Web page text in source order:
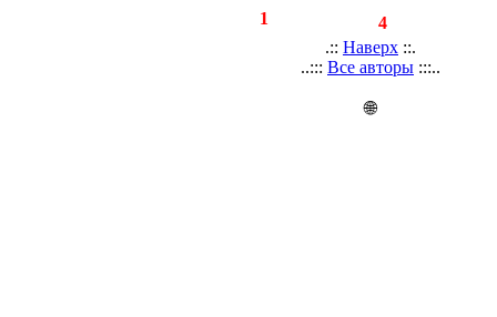
1
4
.:: Наверх ::.
..::: Все авторы :::..
🌐